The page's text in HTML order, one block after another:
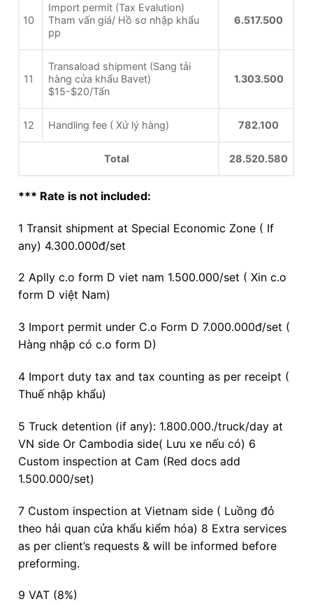
10
Import permit (Tax Evalution)
Tham vấn giá/ Hồ sơ nhập khẩu
pp
6.517.500
11
Transaload shipment (Sang tải
hàng cửa khẩu Bavet)
$15-$20/Tấn
1.303.500
12 Handling fee ( Xử lý hàng) 782.100
Total 28.520.580
*** Rate is not included:
1 Transit shipment at Special Economic Zone ( If
any) 4.300.000đ/set
2 Aplly c.o form D viet nam 1.500.000/set ( Xin c.o
form D việt Nam)
3 Import permit under C.o Form D 7.000.000đ/set (
Hàng nhập có c.o form D)
4 Import duty tax and tax counting as per receipt (
Thuế nhập khẩu)
5 Truck detention (if any): 1.800.000./truck/day at
VN side Or Cambodia side( Lưu xe nếu có) 6
Custom inspection at Cam (Red docs add
1.500.000/set)
7 Custom inspection at Vietnam side ( Luồng đỏ
theo hải quan cửa khẩu kiểm hóa) 8 Extra services
as per client’s requests & will be informed before
preforming.
9 VAT (8%)